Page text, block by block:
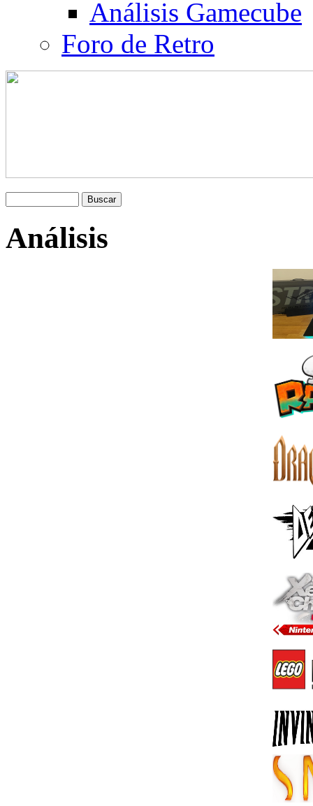
Análisis Gamecube
Foro de Retro
Análisis